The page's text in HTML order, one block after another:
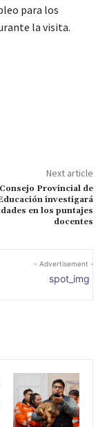
para los
la visita.
Next article
Provincial de
investigará
en los puntajes
docentes
- Advertisement -